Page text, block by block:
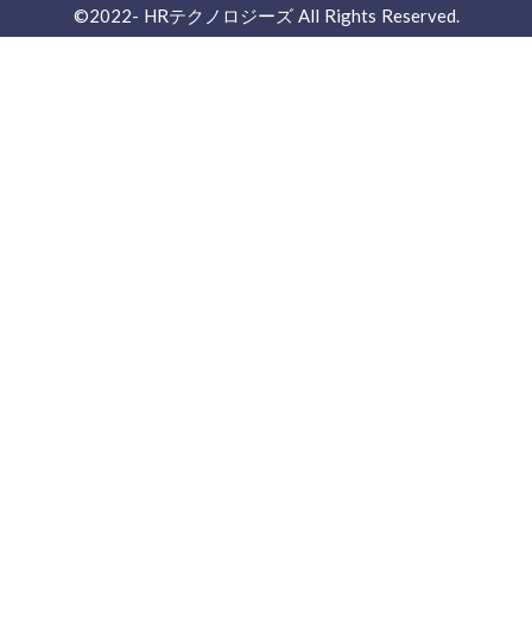
©2022- ︎HRテクノロジーズ All Rights Reserved.